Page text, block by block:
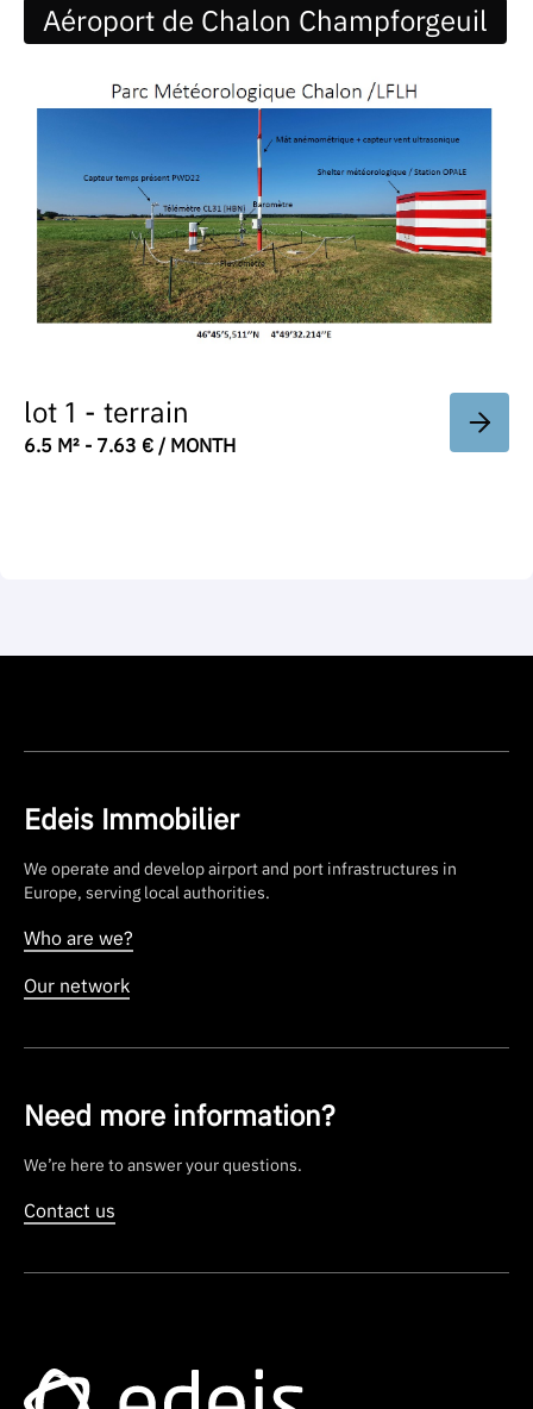
Aéroport de Chalon Champforgeuil
lot 1 - terrain
6.5 M² - 7.63 € / MONTH
Edeis Immobilier
We operate and develop airport and port infrastructures in
Europe, serving local authorities.
Who are we?
Our network
Need more information?
We’re here to answer your questions.
Contact us